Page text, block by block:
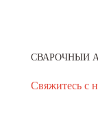
СВАРОЧНЫЙ
Свяжитесь с